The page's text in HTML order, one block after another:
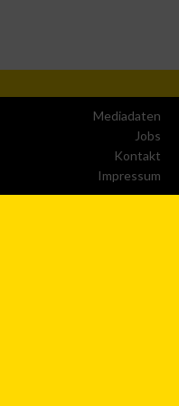
Mediadaten
Jobs
Kontakt
Impressum